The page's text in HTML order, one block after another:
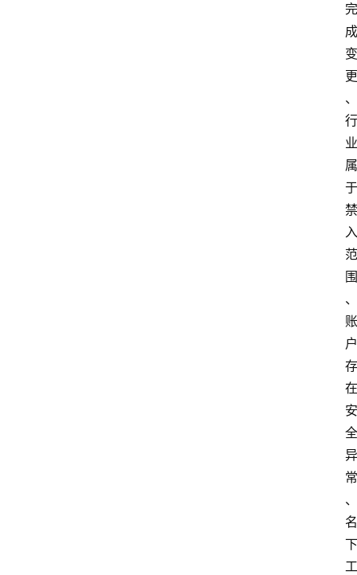
完
成
变
更
、
行
业
属
于
禁
入
范
围
、
账
户
存
在
安
全
异
常
、
名
下
工